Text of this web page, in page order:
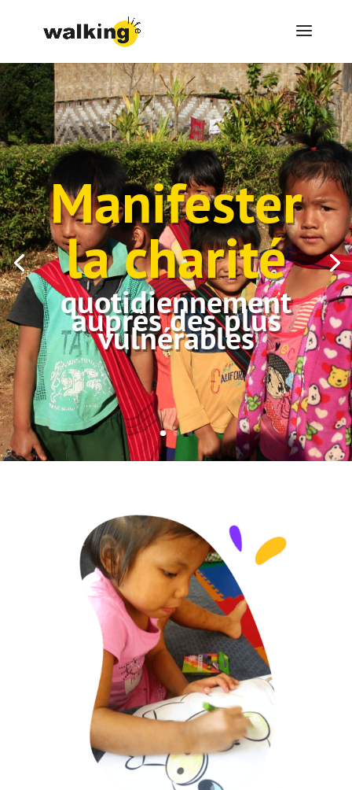
Manifester
la charité
quotidiennement
auprès des plus
vulnérables